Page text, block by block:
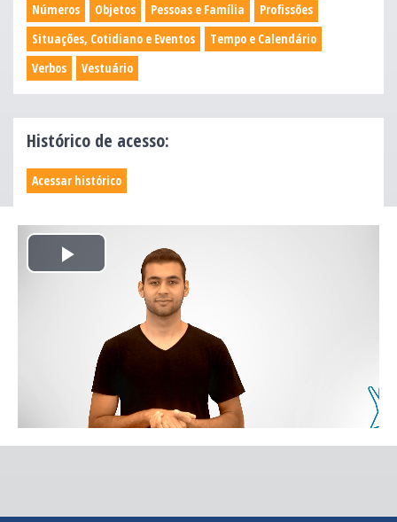
Números
Objetos Pessoas e Família
Profissões
Situações, Cotidiano e Eventos
Tempo e Calendário
Verbos
Vestuário
Histórico de acesso:
Acessar histórico
Play